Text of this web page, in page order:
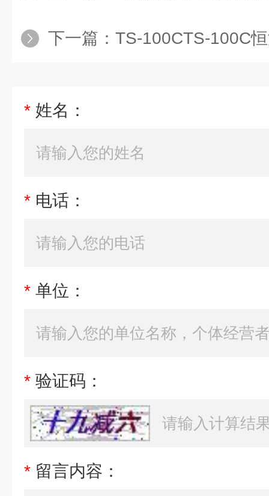
下一篇： TS-100CTS-100C
* 姓名：
* 电话：
* 单位：
* 验证码：
* 留言内容：